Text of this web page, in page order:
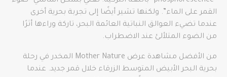
القمر على الماء”. ولكنها تشير أيضًا إلى تجربة بحرية أخرى
عندما تضيء العوالق النباتية العائمة البحر، تاركة وراءها أثرًا
من الضوء المتلألئ عند الاضطراب.
من الأفضل مشاهدة عرض Mother Nature المخدر في رحلة
بحرية البحر الأبيض المتوسط الزرقاء خلال قمر جديد. عندما